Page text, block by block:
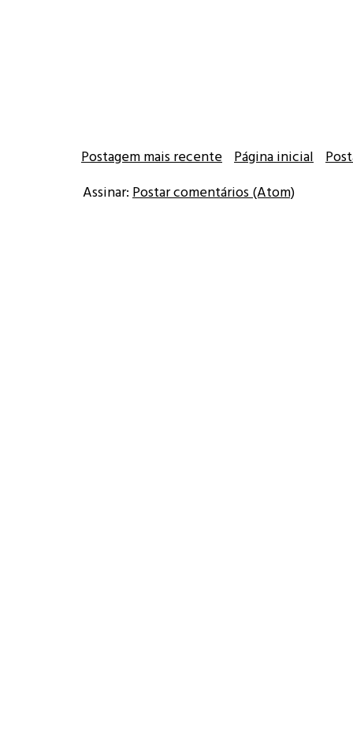
Postagem mais recente Página inicial
Assinar: Postar comentários (Atom)